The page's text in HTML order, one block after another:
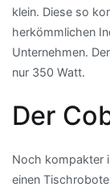
klein. Diese so
herkömmlichen
Unternehmen.
nur 350 Watt.
Der
Noch kompakter
einen